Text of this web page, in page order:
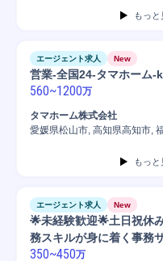
もっと
エージェント求人 New
営業-全国24-タマホーム-
560~1200万
タマホーム株式会社
愛媛県松山市, 高知県高知市,
もっと
エージェント求人 New
🌟未経験歓迎🌟土日祝休
務スキルが身に着く事務
350~450万